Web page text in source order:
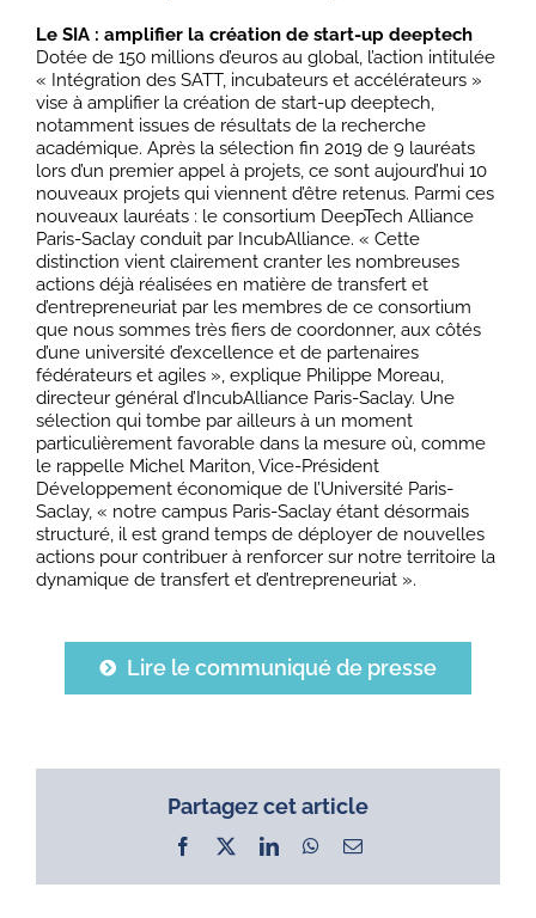
Le SIA : amplifier la création de start-up deeptech
Dotée de 150 millions d’euros au global, l’action intitulée
« Intégration des SATT, incubateurs et accélérateurs »
vise à amplifier la création de start-up deeptech,
notamment issues de résultats de la recherche
académique. Après la sélection fin 2019 de 9 lauréats
lors d’un premier appel à projets, ce sont aujourd’hui 10
nouveaux projets qui viennent d’être retenus. Parmi ces
nouveaux lauréats : le consortium DeepTech Alliance
Paris-Saclay conduit par IncubAlliance. « Cette
distinction vient clairement cranter les nombreuses
actions déjà réalisées en matière de transfert et
d’entrepreneuriat par les membres de ce consortium
que nous sommes très fiers de coordonner, aux côtés
d’une université d’excellence et de partenaires
fédérateurs et agiles », explique Philippe Moreau,
directeur général d’IncubAlliance Paris-Saclay. Une
sélection qui tombe par ailleurs à un moment
particulièrement favorable dans la mesure où, comme
le rappelle Michel Mariton, Vice-Président
Développement économique de l’Université Paris-
Saclay, « notre campus Paris-Saclay étant désormais
structuré, il est grand temps de déployer de nouvelles
actions pour contribuer à renforcer sur notre territoire la
dynamique de transfert et d’entrepreneuriat ».
Lire le communiqué de presse
Partagez cet article
Facebook LinkedInWhatsApp
Email